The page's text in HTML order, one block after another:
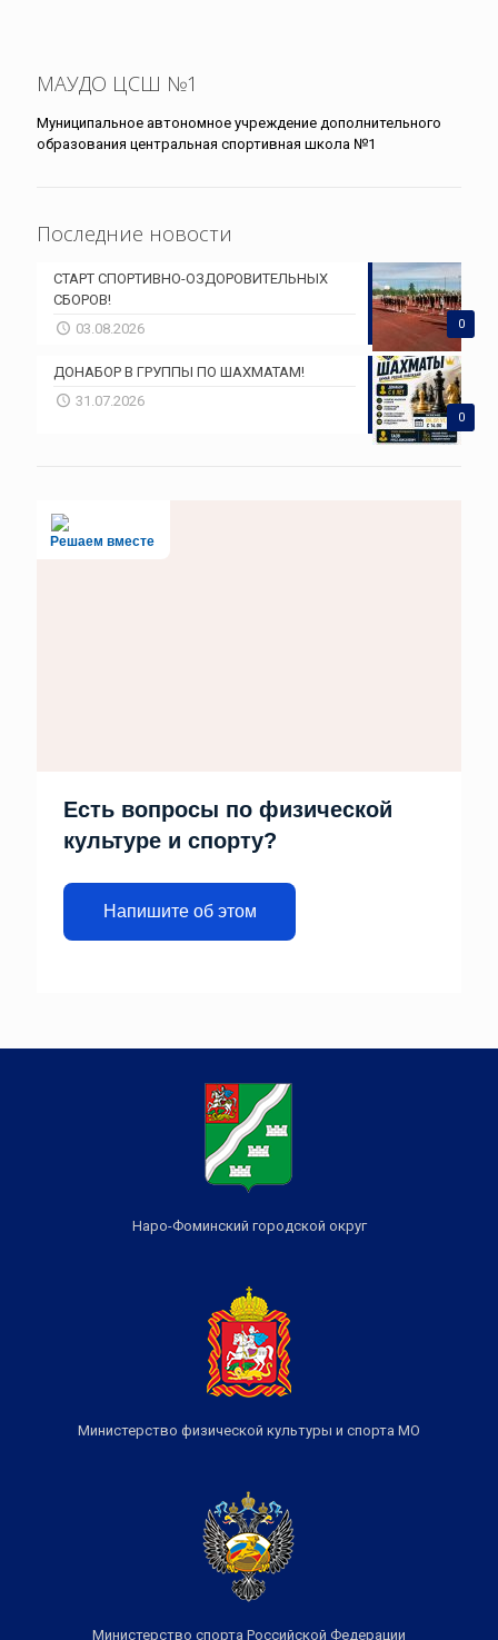
МАУДО ЦСШ №1
Муниципальное автономное учреждение дополнительного
образования центральная спортивная школа №1
Последние новости
0
СТАРТ СПОРТИВНО-ОЗДОРОВИТЕЛЬНЫХ
СБОРОВ!
03.08.2026
0
ДОНАБОР В ГРУППЫ ПО ШАХМАТАМ!
31.07.2026
Решаем вместе
Есть вопросы по физической
культуре и спорту?
Напишите об этом
Наро-Фоминский городской округ
Министерство физической культуры и спорта МО
Министерство спорта Российской Федерации